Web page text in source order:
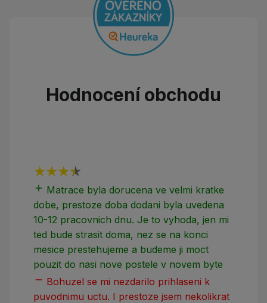
Hodnocení obchodu
add Matrace byla dorucena ve velmi kratke
dobe, prestoze doba dodani byla uvedena
10-12 pracovnich dnu. Je to vyhoda, jen mi
ted bude strasit doma, nez se na konci
mesice prestehujeme a budeme ji moct
pouzit do nasi nove postele v novem byte
remove Bohuzel se mi nezdarilo prihlaseni k
puvodnimu uctu. I prestoze jsem nekolikrat